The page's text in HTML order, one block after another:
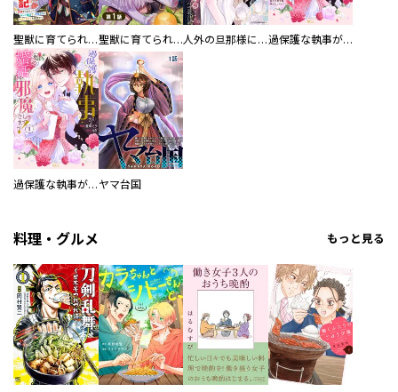
聖獣に育てられた少年の異世界ゆるり放浪記～神様からもらったチート魔法で、仲間たちとスローライフを満喫中～ 聖獣に育てられた少年の異世界ゆるり放浪記～神様からもらったチート魔法で、仲間たちとスローライフを満喫中～【分冊版】 人外の旦那様に娶られ毎晩ナカまで愛される…。アンソロジー 過保護な執事が私の婚活を邪魔してきます！ 分冊版
過保護な執事が私の婚活を邪魔してきます！ ヤマ台国
料理・グルメ もっと見る